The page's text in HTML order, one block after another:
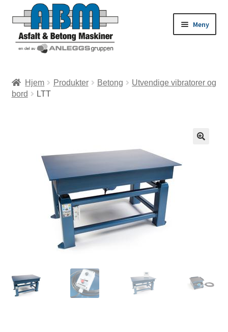
Meny
Hjem Produkter Betong
Utvendige vibratorer og
bord
LTT